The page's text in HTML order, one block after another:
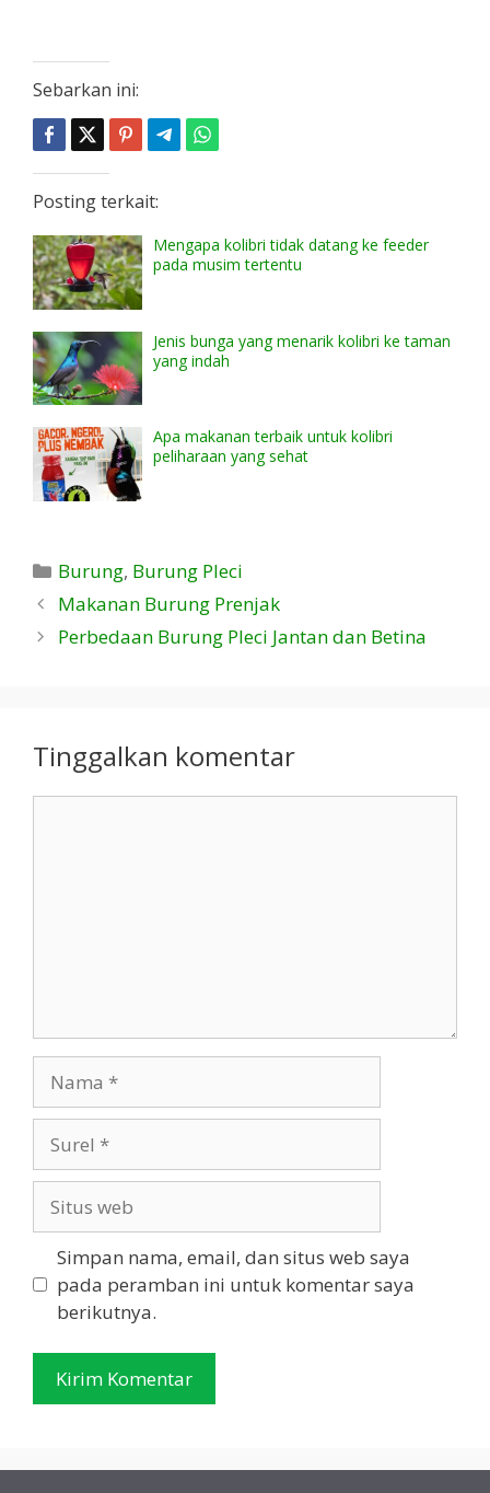
Sebarkan ini:
Posting terkait:
Mengapa kolibri tidak datang ke feeder
pada musim tertentu
Jenis bunga yang menarik kolibri ke taman
yang indah
Apa makanan terbaik untuk kolibri
peliharaan yang sehat
Kategori
Burung, Burung Pleci
Makanan Burung Prenjak
Perbedaan Burung Pleci Jantan dan Betina
Tinggalkan komentar
web
Simpan nama, email, dan situs web saya
pada peramban ini untuk komentar saya
berikutnya.